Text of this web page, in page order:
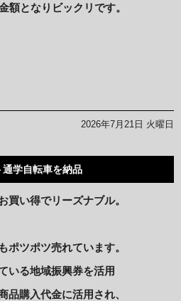
額となりビックリです。
2026年7月21日 火曜日
通学自転車を納品
買い得でリーズナブル。
ポツポツ売れています。
いる地域振興券を活用
品購入代金に活用され、